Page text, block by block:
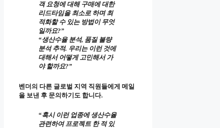
객 요청에 대해 구매에 대한
리드타임을 최소로 하며 최
적화할 수 있는 방법이 무엇
일까요?”
“생산수율 분석, 품질 불량
분석 추적. 우리는 이런 것에
대해서 어떻게 고민해서 가
야 할까요?”
벤더의 다른 글로벌 지역 직원들에게 메일
을 보낸 후 문의하기도 합니다.
“혹시 이런 업종에 생산수율
관련하여 프로젝트 한 적 있